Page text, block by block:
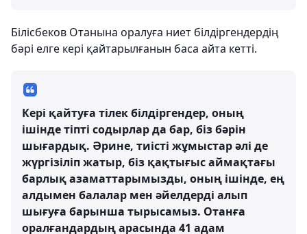
Білісбеков Отанына оралуға ниет білдіргендердің
бәрі елге кері қайтарылғанын баса айта кетті.
Кері қайтуға тілек білдіргендер, оның
ішінде тіпті содырлар да бар, біз бәрін
шығардық. Әрине, тиісті жұмыстар әлі де
жүргізіліп жатыр, біз қақтығыс аймақтағы
барлық азаматтарымызды, оның ішінде, ең
алдымен балалар мен әйелдерді алып
шығуға барынша тырысамыз. Отанға
оралғандардың арасында 41 адам